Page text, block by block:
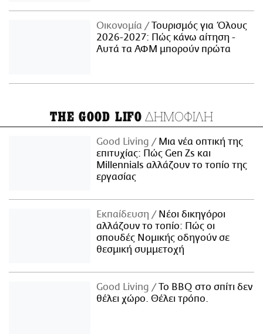
Οικονομία
Τουρισμός για Όλους
2026-2027: Πώς κάνω αίτηση -
Αυτά τα ΑΦΜ μπορούν πρώτα
THE GOOD LIFO ΔΗΜΟΦΙΛΗ
Good Living
Μια νέα οπτική της
επιτυχίας: Πώς Gen Zs και
Millennials αλλάζουν το τοπίο της
εργασίας
Εκπαίδευση
Νέοι δικηγόροι
αλλάζουν το τοπίο: Πώς οι
σπουδές Νομικής οδηγούν σε
θεσμική συμμετοχή
Good Living
Το BBQ στο σπίτι δεν
θέλει χώρο. Θέλει τρόπο.